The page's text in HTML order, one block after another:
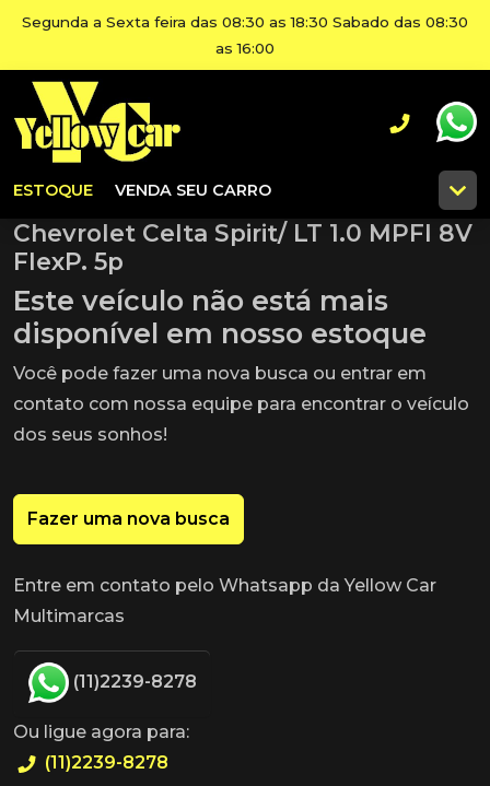
Segunda a Sexta feira das 08:30 as 18:30 Sabado das 08:30
as 16:00
ESTOQUE VENDA SEU CARRO
Chevrolet Celta Spirit/ LT 1.0 MPFI 8V
FlexP. 5p
Este veículo não está mais
disponível em nosso estoque
Você pode fazer uma nova busca ou entrar em
contato com nossa equipe para encontrar o veículo
dos seus sonhos!
Fazer uma nova busca
Entre em contato pelo Whatsapp da Yellow Car
Multimarcas
(11)2239-8278
Ou ligue agora para:
(11)2239-8278